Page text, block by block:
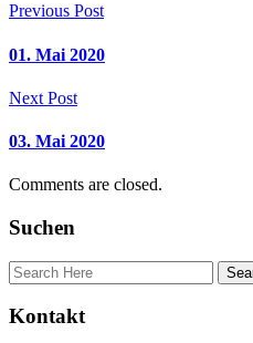
Previous Post
01. Mai 2020
Next Post
03. Mai 2020
Comments are closed.
Suchen
Kontakt